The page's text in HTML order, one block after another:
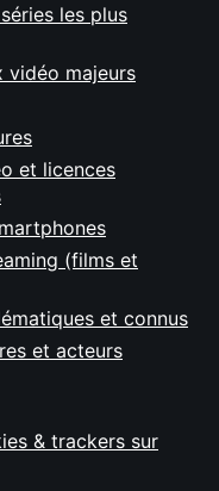
les plus
vidéo majeurs
et licences
(films et
et connus
et acteurs
& trackers sur